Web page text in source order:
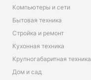
Компьютеры и сети
Бытовая техника
Стройка и ремонт
Кухонная техника
Крупногабаритная техника
Дом и сад